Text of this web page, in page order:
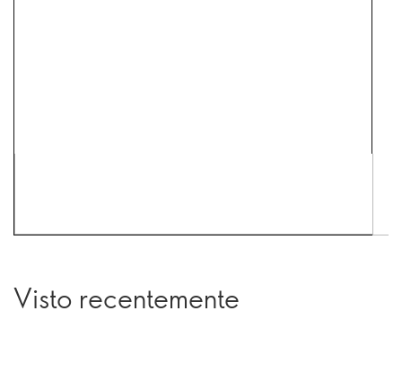
Visto recentemente